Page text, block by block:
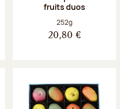
fruits duos
Poids net :
252g
20,80 €